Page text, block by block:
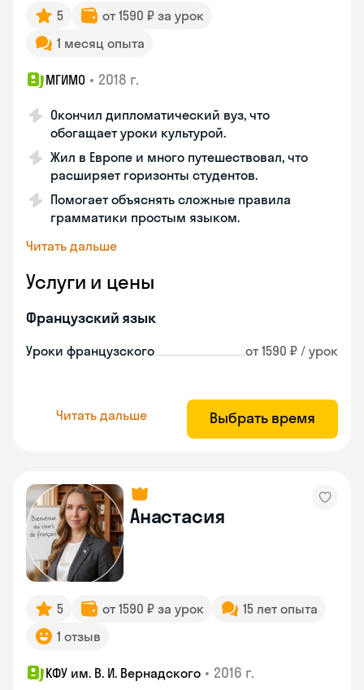
5
от 1590 ₽ за урок
1 месяц опыта
МГИМО • 2018 г.
Окончил дипломатический вуз, что
обогащает уроки культурой.
Жил в Европе и много путешествовал, что
расширяет горизонты студентов.
Помогает объяснять сложные правила
грамматики простым языком.
Читать дальше
Услуги и цены
Французский язык
Уроки французского от 1590 ₽ / урок
Читать дальше Выбрать время
Анастасия
5 от 1590 ₽ за урок
15 лет опыта
1 отзыв
КФУ им. В. И. Вернадского • 2016 г.